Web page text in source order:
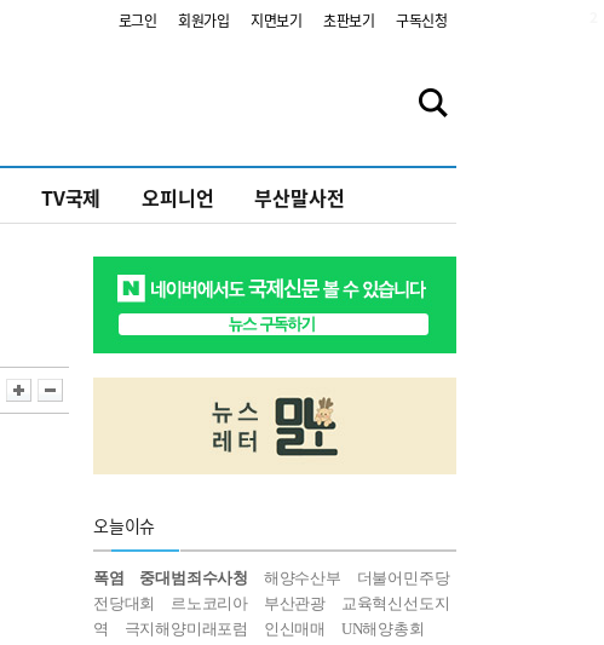
로그인 회원가입 지면보기 초판보기 구독신청
TV국제 오피니언 부산말사전
오늘이슈
폭염 중대범죄수사청 해양수산부
더불어민주당
전당대회
르노코리아 부산관광
교육혁신선도지
역
극지해양미래포럼 인신매매 UN해양총회